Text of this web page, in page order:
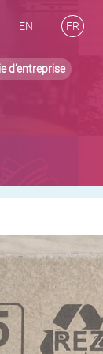
EN FR
d’entreprise